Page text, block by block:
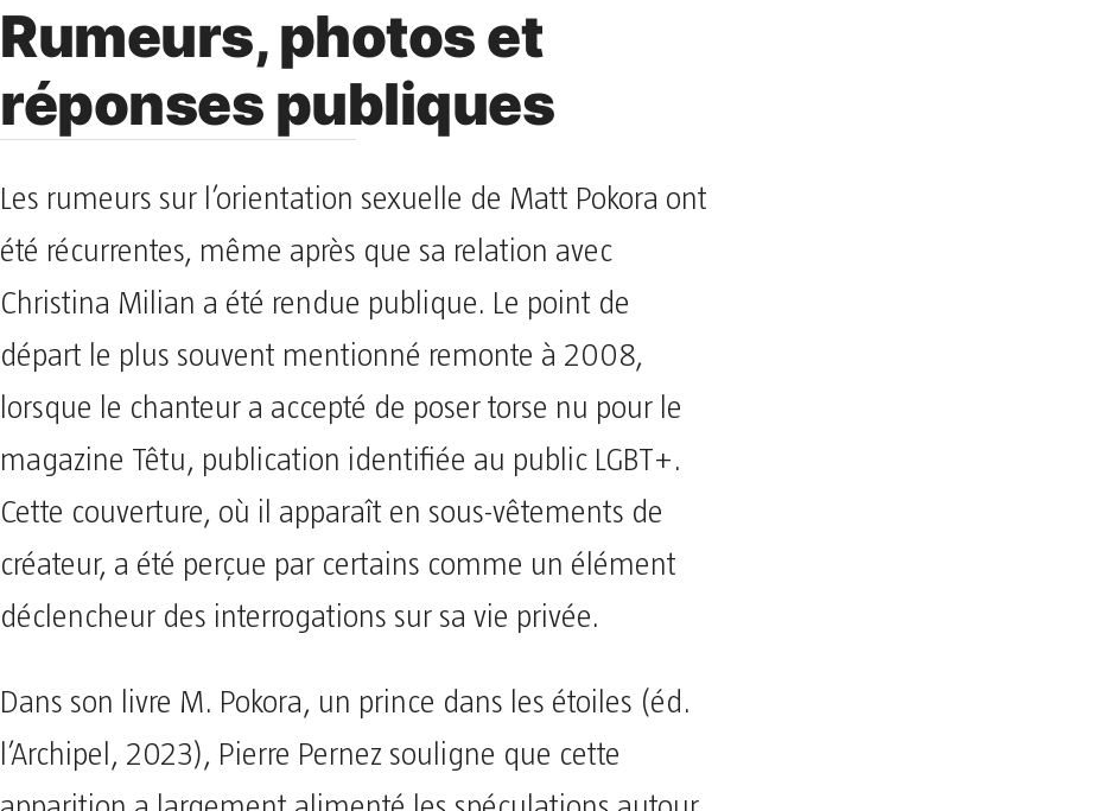
Rumeurs, photos et
réponses publiques
Les rumeurs sur l’orientation sexuelle de Matt Pokora ont
été récurrentes, même après que sa relation avec
Christina Milian a été rendue publique. Le point de
départ le plus souvent mentionné remonte à 2008,
lorsque le chanteur a accepté de poser torse nu pour le
magazine Têtu, publication identifiée au public LGBT+.
Cette couverture, où il apparaît en sous-vêtements de
créateur, a été perçue par certains comme un élément
déclencheur des interrogations sur sa vie privée.
Dans son livre M. Pokora, un prince dans les étoiles (éd.
l’Archipel, 2023), Pierre Pernez souligne que cette